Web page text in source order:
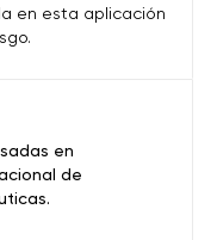
en
de
en esta aplicación